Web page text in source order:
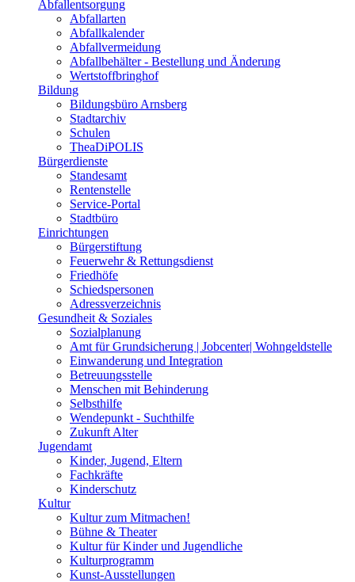
Abfallentsorgung
Abfallarten
Abfallkalender
Abfallvermeidung
Abfallbehälter - Bestellung und Änderung
Wertstoffbringhof
Bildung
Bildungsbüro Arnsberg
Stadtarchiv
Schulen
TheaDiPOLIS
Bürgerdienste
Standesamt
Rentenstelle
Service-Portal
Stadtbüro
Einrichtungen
Bürgerstiftung
Feuerwehr & Rettungsdienst
Friedhöfe
Schiedspersonen
Adressverzeichnis
Gesundheit & Soziales
Sozialplanung
Amt für Grundsicherung | Jobcenter| Wohngeldstelle
Einwanderung und Integration
Betreuungsstelle
Menschen mit Behinderung
Selbsthilfe
Wendepunkt - Suchthilfe
Zukunft Alter
Jugendamt
Kinder, Jugend, Eltern
Fachkräfte
Kinderschutz
Kultur
Kultur zum Mitmachen!
Bühne & Theater
Kultur für Kinder und Jugendliche
Kulturprogramm
Kunst-Ausstellungen